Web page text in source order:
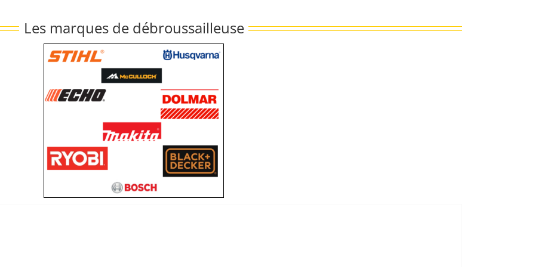
Les marques de débroussailleuse